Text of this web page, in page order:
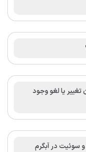
تغییر یا لغو وجود
و سوئیت در آبگرم